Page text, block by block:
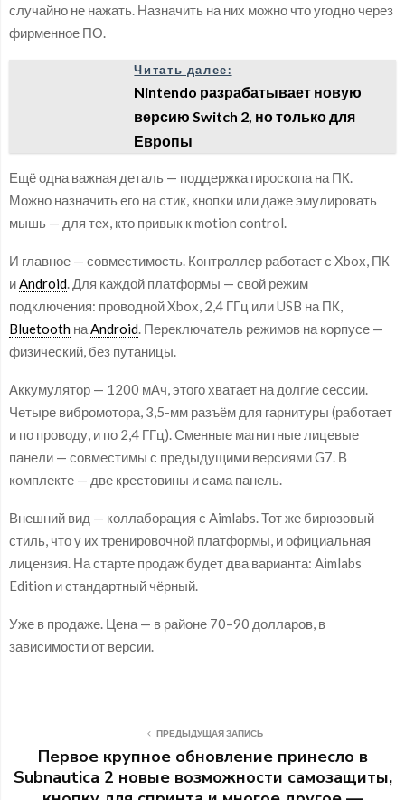
случайно не нажать. Назначить на них можно что угодно через
фирменное ПО.
Читать далее:
Nintendo разрабатывает новую
версию Switch 2, но только для
Европы
Ещё одна важная деталь — поддержка гироскопа на ПК.
Можно назначить его на стик, кнопки или даже эмулировать
мышь — для тех, кто привык к motion control.
И главное — совместимость. Контроллер работает с Xbox, ПК
и Android . Для каждой платформы — свой режим
подключения: проводной Xbox, 2,4 ГГц или USB на ПК,
Bluetooth на Android . Переключатель режимов на корпусе —
физический, без путаницы.
Аккумулятор — 1200 мАч, этого хватает на долгие сессии.
Четыре вибромотора, 3,5-мм разъём для гарнитуры (работает
и по проводу, и по 2,4 ГГц). Сменные магнитные лицевые
панели — совместимы с предыдущими версиями G7. В
комплекте — две крестовины и сама панель.
Внешний вид — коллаборация с Aimlabs. Тот же бирюзовый
стиль, что у их тренировочной платформы, и официальная
лицензия. На старте продаж будет два варианта: Aimlabs
Edition и стандартный чёрный.
Уже в продаже. Цена — в районе 70–90 долларов, в
зависимости от версии.
ПРЕДЫДУЩАЯ ЗАПИСЬ
Первое крупное обновление принесло в
Subnautica 2 новые возможности самозащиты,